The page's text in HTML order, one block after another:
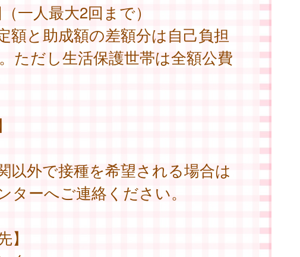
一人最大2回まで）
額と助成額の差額分は自己負担
ただし生活保護世帯は全額公費
以外で接種を希望される場合は
ターへご連絡ください。
】